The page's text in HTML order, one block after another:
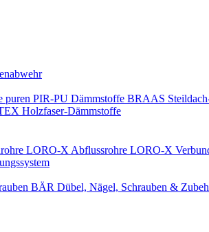
puren PIR-PU Dämmstoffe BRAAS
Holzfaser-Dämmstoffe
LORO-X Abflussrohre LORO-X
BÄR Dübel, Nägel, Schrauben &